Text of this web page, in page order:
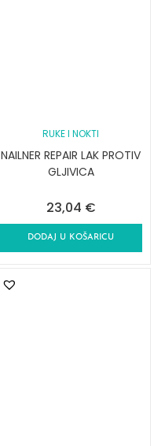
RUKE I NOKTI
NAILNER REPAIR LAK PROTIV
GLJIVICA
23,04 €
DODAJ U KOŠARICU